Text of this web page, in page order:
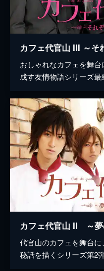
カフェ代官山 III ～そ
おしゃれなカフェを舞
成す友情物語シリーズ最
カフェ代官山 II ～夢
代官山のカフェを舞台
秘話を描くシリーズ第2